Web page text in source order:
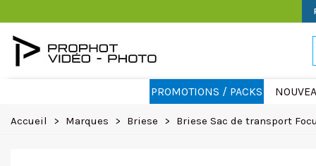
PROMOTIONS / PACKS
Accueil > Marques > Briese > Briese Sac de transport